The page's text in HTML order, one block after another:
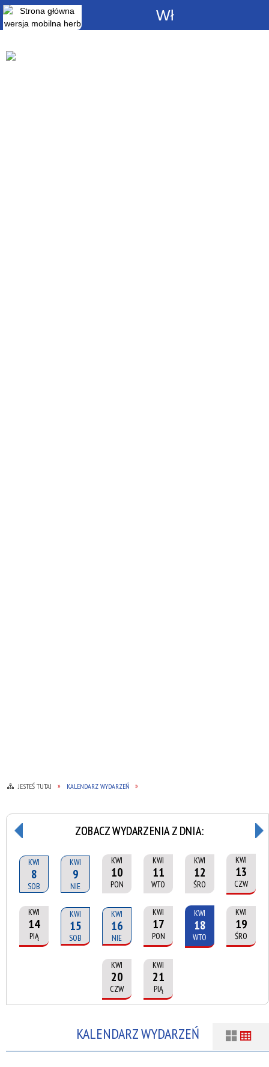
JESTEŚ TUTAJ KALENDARZ WYDARZEŃ
ZOBACZ WYDARZENIA Z DNIA:
KWI
8
SOB
KWI
9
NIE
KWI
10
PON
KWI
11
WTO
KWI
12
ŚRO
KWI
13
CZW
KWI
14
PIĄ
KWI
15
SOB
KWI
16
NIE
KWI
17
PON
KWI
18
WTO
KWI
19
ŚRO
KWI
20
CZW
KWI
21
PIĄ
KALENDARZ WYDARZEŃ
Włącz
powiadomienia